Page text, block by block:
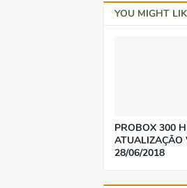
YOU MIGHT
PROBOX 300
ATUALIZAÇÃO
28/06/2018